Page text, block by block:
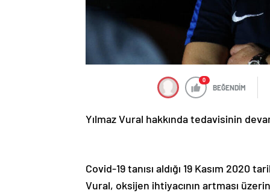
0
BEĞENDİM
Yılmaz Vural hakkında tedavisinin
Covid-19 tanısı aldığı 19 Kasım
Vural, oksijen ihtiyacının artması